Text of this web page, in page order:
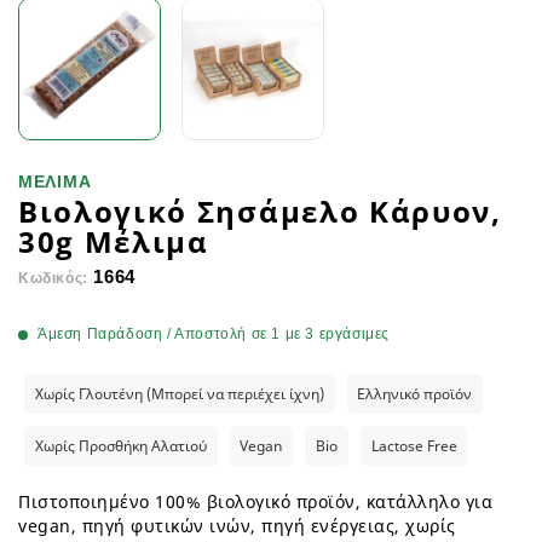
ΜΕΛΙΜΑ
Βιολογικό Σησάμελο Κάρυον,
30g Μέλιμα
Κωδικός: 1664
Άμεση Παράδοση / Αποστολή σε 1 με 3 εργάσιμες
Χωρίς Γλουτένη (Μπορεί να περιέχει ίχνη) Ελληνικό προϊόν
Χωρίς Προσθήκη Αλατιού Vegan Bio Lactose Free
Πιστοποιημένο 100% βιολογικό προϊόν, κατάλληλο για
vegan, πηγή φυτικών ινών, πηγή ενέργειας, χωρίς